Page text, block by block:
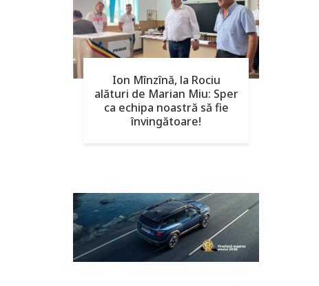
Ion Mînzînă, la Rociu
alături de Marian Miu: Sper
ca echipa noastră să fie
învingătoare!